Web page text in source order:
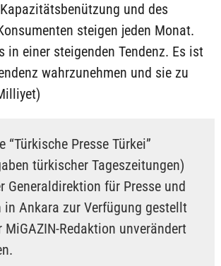
und des
steigen jeden Monat.
in einer steigenden Tendenz. Es ist
wahrzunehmen und sie zu
“Türkische Presse Türkei”
türkischer Tageszeitungen)
Generaldirektion für Presse und
Ankara zur Verfügung gestellt
MiGAZIN-Redaktion unverändert